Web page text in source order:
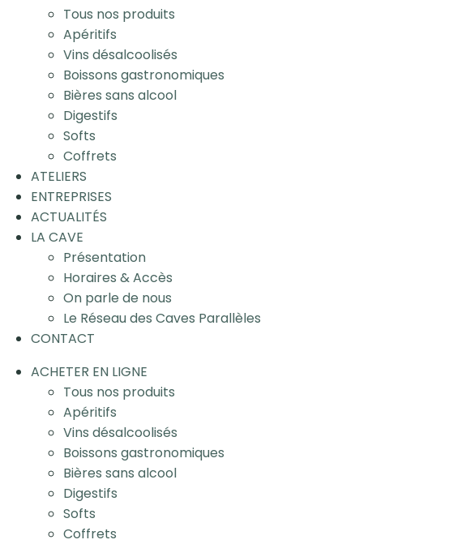
Tous nos produits
Apéritifs
Vins désalcoolisés
Boissons gastronomiques
Bières sans alcool
Digestifs
Softs
Coffrets
ATELIERS
ENTREPRISES
ACTUALITÉS
LA CAVE
Présentation
Horaires & Accès
On parle de nous
Le Réseau des Caves Parallèles
CONTACT
ACHETER EN LIGNE
Tous nos produits
Apéritifs
Vins désalcoolisés
Boissons gastronomiques
Bières sans alcool
Digestifs
Softs
Coffrets